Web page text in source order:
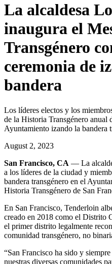
La alcaldesa
inaugura el
Transgénero
ceremonia de
bandera
Los líderes electos y los
de la Historia Transgénero anual
Ayuntamiento izando la bandera
August 2, 2023
San Francisco, CA — La
a los líderes de la ciudad y
bandera transgénero en el
Historia Transgénero de San
En San Francisco, Tenderloin
creado en 2018 como el Distrito
el primer distrito legalmente
comunidad transgénero, no
“San Francisco ha sido y
nuestras diversas comunidades